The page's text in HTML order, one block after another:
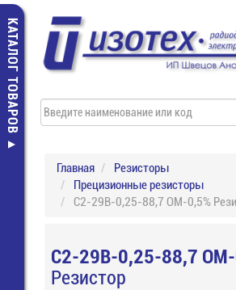
КАТАЛОГ ТОВАРОВ
Главная
Резисторы
Прецизионные резисторы
С2-29В-0,25-88,7 ОМ-0,5%
С2-29В-0,25-88,7 ОМ-
Резистор